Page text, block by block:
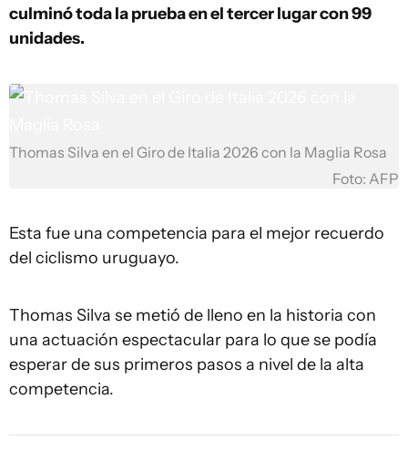
culminó toda la prueba en el tercer lugar con 99
unidades.
Thomas Silva en el Giro de Italia 2026 con la Maglia Rosa
Foto: AFP
Esta fue una competencia para el mejor recuerdo
del ciclismo uruguayo.
Thomas Silva se metió de lleno en la historia con
una actuación espectacular para lo que se podía
esperar de sus primeros pasos a nivel de la alta
competencia.